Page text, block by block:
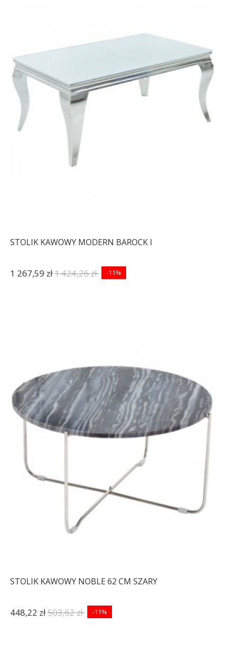
STOLIK KAWOWY MODERN BAROCK I
1 267,59 zł1 424,26 zł -11%
STOLIK KAWOWY NOBLE 62 CM SZARY
448,22 zł503,62 zł -11%